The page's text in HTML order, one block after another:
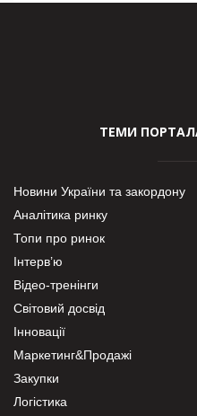
ТЕМИ ПОРТАЛА
Новини України та закордону
Аналітика ринку
Топи про ринок
Інтерв’ю
Відео-тренінги
Світовий досвід
Інновації
Маркетинг&Продажі
Закупки
Логістика